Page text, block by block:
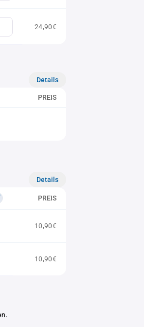
24,90€
Details
PREIS
Details
PREIS
10,90€
10,90€